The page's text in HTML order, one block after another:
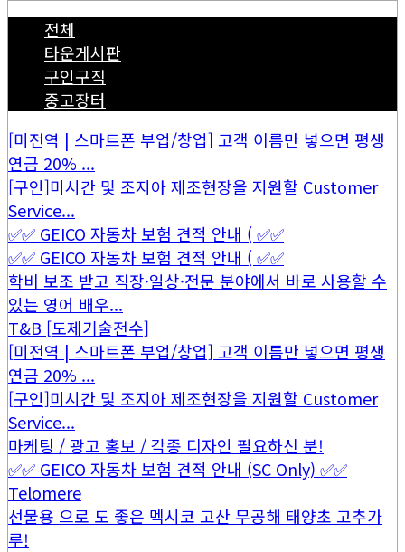
전체
타운게시판
구인구직
중고장터
[미전역 | 스마트폰 부업/창업] 고객 이름만 넣으면 평생
연금 20% ...
[구인]미시간 및 조지아 제조현장을 지원할 Customer
Service...
✅✅ GEICO 자동차 보험 견적 안내 ( ✅✅
✅✅ GEICO 자동차 보험 견적 안내 ( ✅✅
학비 보조 받고 직장·일상·전문 분야에서 바로 사용할 수
있는 영어 배우...
T&B [도제기술전수]
[미전역 | 스마트폰 부업/창업] 고객 이름만 넣으면 평생
연금 20% ...
[구인]미시간 및 조지아 제조현장을 지원할 Customer
Service...
마케팅 / 광고 홍보 / 각종 디자인 필요하신 분!
✅✅ GEICO 자동차 보험 견적 안내 (SC Only) ✅✅
Telomere
선물용 으로 도 좋은 멕시코 고산 무공해 태양초 고추가
루!